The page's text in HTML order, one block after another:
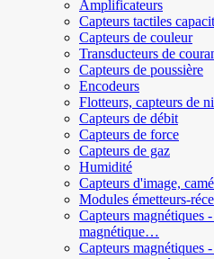
Amplificateurs
Capteurs tactiles
Capteurs de couleur
Transducteurs de
Capteurs de poussière
Encodeurs
Flotteurs, capteurs de
Capteurs de débit
Capteurs de force
Capteurs de gaz
Humidité
Capteurs d'image,
Modules émetteurs-
Capteurs magnétiques
magnétique…
Capteurs